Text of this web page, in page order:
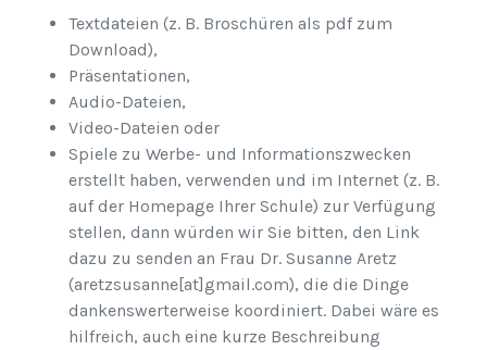
Textdateien (z. B. Broschüren als pdf zum
Download),
Präsentationen,
Audio-Dateien,
Video-Dateien oder
Spiele zu Werbe- und Informationszwecken
erstellt haben, verwenden und im Internet (z. B.
auf der Homepage Ihrer Schule) zur Verfügung
stellen, dann würden wir Sie bitten, den Link
dazu zu senden an Frau Dr. Susanne Aretz
(aretzsusanne[at]gmail.com), die die Dinge
dankenswerterweise koordiniert. Dabei wäre es
hilfreich, auch eine kurze Beschreibung